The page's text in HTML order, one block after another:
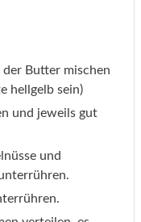
der Butter mischen
hellgelb sein)
und jeweils gut
und